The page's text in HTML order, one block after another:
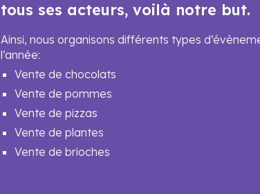
tous ses acteurs, voilà notre but.
Ainsi, nous organisons différents types
l’année:
Vente de chocolats
Vente de pommes
Vente de pizzas
Vente de plantes
Vente de brioches